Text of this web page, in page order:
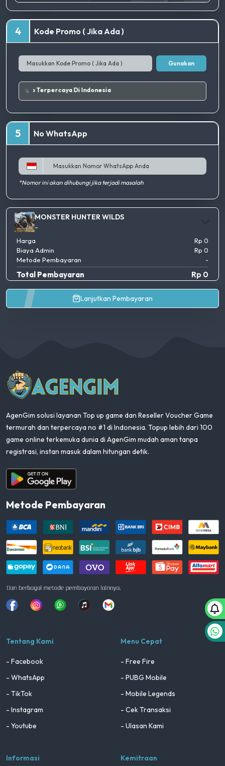
4 Kode Promo ( Jika Ada )
Gunakan
Tempat Top Up Terpercaya Di Indonesia
5 No WhatsApp
*Nomor ini akan dihubungi jika terjadi masalah
MONSTER HUNTER WILDS
-
Harga
Rp 0
Biaya Admin
Rp 0
Metode Pembayaran
-
Total Pembayaran Rp 0
Lanjutkan Pembayaran
AgenGim
AgenGim solusi layanan Top up game dan Reseller Voucher Game
termurah dan terpercaya no #1 di Indonesia. Topup lebih dari 100
game online terkemuka dunia di AgenGim mudah aman tanpa
registrasi, instan masuk dalam hitungan detik.
Aplikasi Android
Metode Pembayaran
FacebookInstagramWhatsapp
Tiktok youtube
Tentang Kami
- Facebook
- WhatsApp
- TikTok
- Instagram
- Youtube
Informasi
Menu Cepat
- Free Fire
- PUBG Mobile
- Mobile Legends
- Cek Transaksi
- Ulasan Kami
Kemitraan